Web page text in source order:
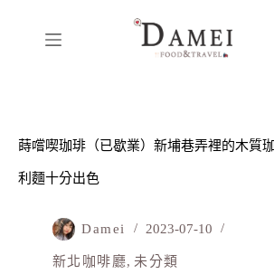
蒔嚐喫珈琲（已歇業）新埔巷弄裡的木質
利麵十分出色
Damei 2023-07-10
新北咖啡廳, 未分類